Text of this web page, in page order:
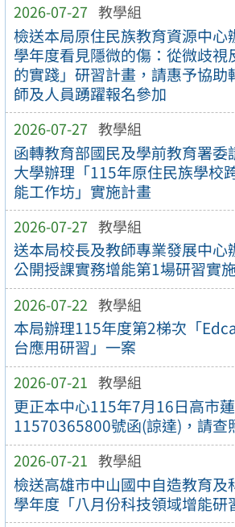
2026-07-27 教學組
檢送本局原住民族教育資源中心
學年度看見隱微的傷：從微歧視
的實踐」研習計畫，請惠予協助
師及人員踴躍報名參加
2026-07-27 教學組
函轉教育部國民及學前教育署委
大學辦理「115年原住民族學校
能工作坊」實施計畫
2026-07-27 教學組
送本局校長及教師專業發展中心
公開授課實務增能第1場研習實施
2026-07-22 教學組
本局辦理115年度第2梯次「
台應用研習」一案
2026-07-21 教學組
更正本中心115年7月16日高市
11570365800號函(諒達)，請查
2026-07-21 教學組
檢送高雄市中山國中自造教育及
學年度「八月份科技領域增能研